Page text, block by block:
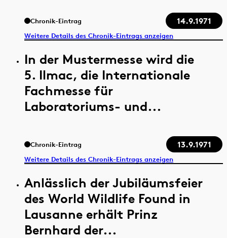
Chronik-Eintrag 14.9.1971
Weitere Details des Chronik-Eintrags anzeigen
In der Mustermesse wird die
5. Ilmac, die Internationale
Fachmesse für
Laboratoriums- und...
Chronik-Eintrag 13.9.1971
Weitere Details des Chronik-Eintrags anzeigen
Anlässlich der Jubiläumsfeier
des World Wildlife Found in
Lausanne erhält Prinz
Bernhard der...